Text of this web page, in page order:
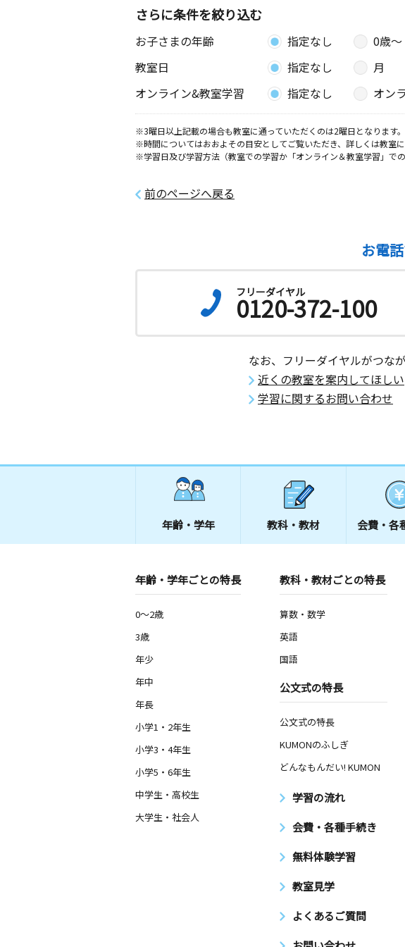
さらに条件を絞り込む
お子さまの年齢 指定なし 0歳〜
教室日
指定なし 月
オンライン&教室学習
指定なし オン
※3曜日以上記載の場合も教室に通っていただくのは2曜日となります。
※時間についてはおおよその目安としてご覧いただき、詳しくは教室
※学習日及び学習方法（教室での学習か「オンライン＆教室学習」で
前のページへ戻る
お電
フリーダイヤル
0120-372-100
なお、フリーダイヤルがつな
近くの教室を案内してほしい
学習に関するお問い合わせ
年齢・学年 教科・教材 会費・ 各
年齢・学年ごとの特長
0～2歳
3歳
年少
年中
年長
小学1・2年生
小学3・4年生
小学5・6年生
中学生・高校生
大学生・社会人
教科・教材ごとの特長
算数・数学
英語
国語
公文式の特長
公文式の特長
KUMONのふしぎ
どんなもんだい! KUMON
学習の流れ
会費・各種手続き
無料体験学習
教室見学
よくあるご質問